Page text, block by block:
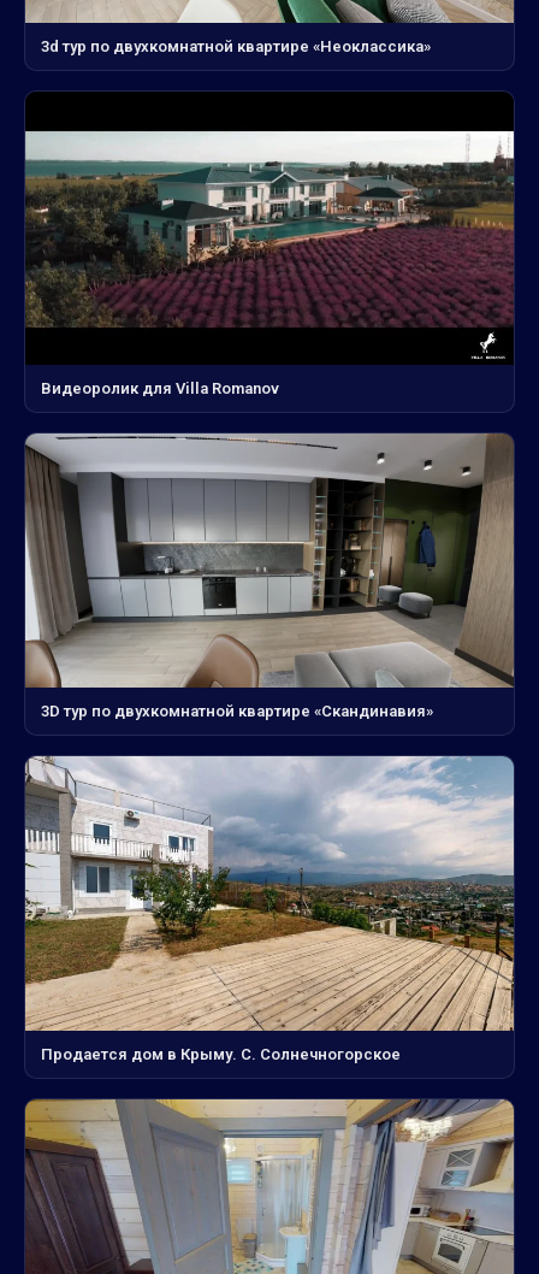
3d тур по двухкомнатной квартире «Неоклассика»
Видеоролик для Villa Romanov
3D тур по двухкомнатной квартире «Скандинавия»
Продается дом в Крыму. С. Солнечногорское